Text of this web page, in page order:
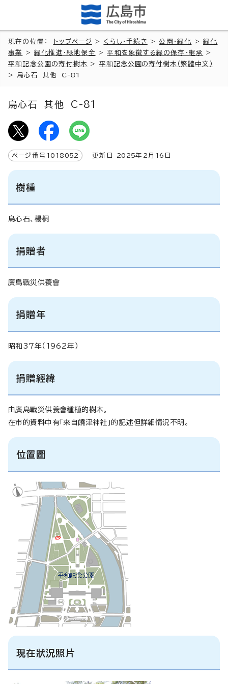
現在の位置： トップページ > くらし・手続き >公園・緑化 >緑化
事業
>緑化推進・緑地保全 >平和を象徴する緑の保存・継承
>
平和記念公園の寄付樹木
> 平和記念公園の寄付樹木（繁體中文）
> 烏心石 其他 C-81
烏心石 其他 C-81
ページ番号 1018052 更新日 2025年2月 16 日
樹種
鳥心石、楊桐
捐贈者
廣島戰災供養會
捐贈年
昭和37年（1962年）
捐贈經緯
由廣島戰災供養會種植的樹木。
在市的資料中有「來自饒津神社」的記述但詳細情況不明。
位置圖
現在狀況照片